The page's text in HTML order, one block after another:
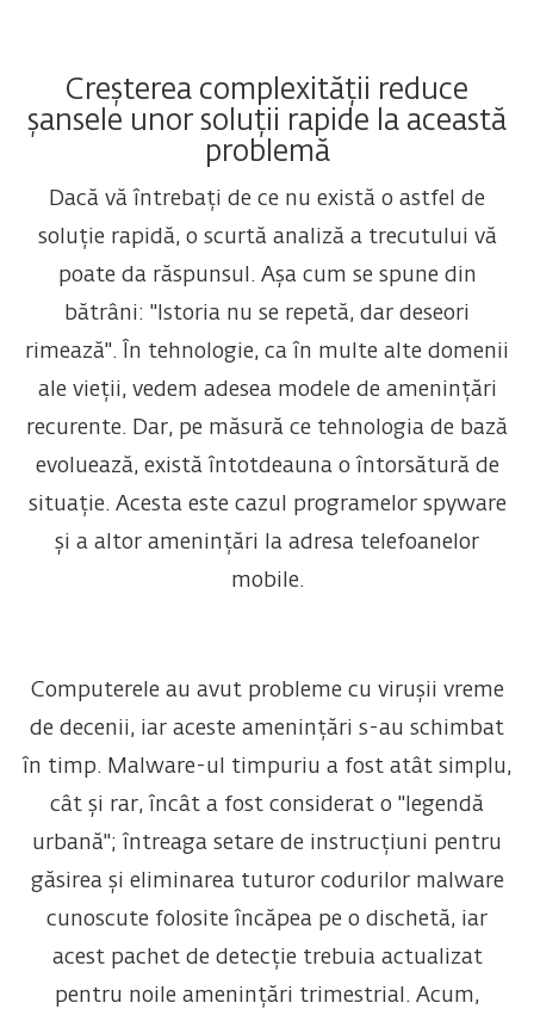
Creșterea complexității reduce
șansele unor soluții rapide la această
problemă
Dacă vă întrebați de ce nu există o astfel de
soluție rapidă, o scurtă analiză a trecutului vă
poate da răspunsul. Așa cum se spune din
bătrâni: "Istoria nu se repetă, dar deseori
rimează". În tehnologie, ca în multe alte domenii
ale vieții, vedem adesea modele de amenințări
recurente. Dar, pe măsură ce tehnologia de bază
evoluează, există întotdeauna o întorsătură de
situație. Acesta este cazul programelor spyware
și a altor amenințări la adresa telefoanelor
mobile.
Computerele au avut probleme cu virușii vreme
de decenii, iar aceste amenințări s-au schimbat
în timp. Malware-ul timpuriu a fost atât simplu,
cât și rar, încât a fost considerat o "legendă
urbană"; întreaga setare de instrucțiuni pentru
găsirea și eliminarea tuturor codurilor malware
cunoscute folosite încăpea pe o dischetă, iar
acest pachet de detecție trebuia actualizat
pentru noile amenințări trimestrial. Acum,